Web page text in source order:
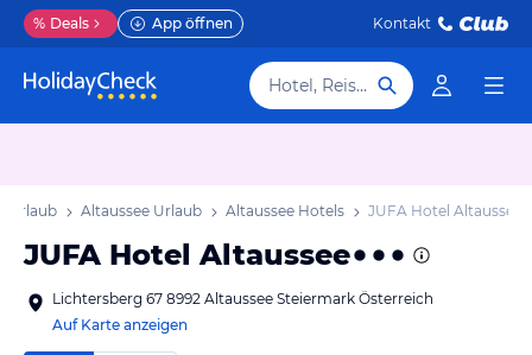
% Deals App öffnen Kontakt
Hotel, Reiseziel
Urlaub Altaussee Urlaub Altaussee Hotels JUFA Hotel Altaussee
JUFA Hotel Altaussee
Lichtersberg 67 8992 Altaussee Steiermark Österreich
Auf Karte anzeigen